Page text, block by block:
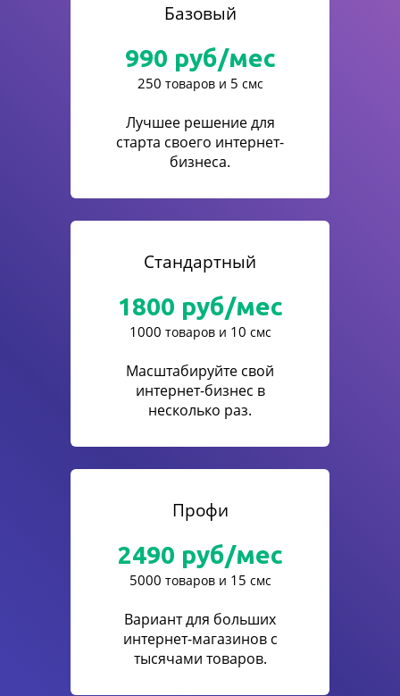
Базовый
990 руб/мес
250 товаров и 5 смс
Лучшее решение для
старта своего интернет-
бизнеса.
Стандартный
1800 руб/мес
1000 товаров и 10 смс
Масштабируйте свой
интернет-бизнес в
несколько раз.
Профи
2490 руб/мес
5000 товаров и 15 смс
Вариант для больших
интернет-магазинов с
тысячами товаров.